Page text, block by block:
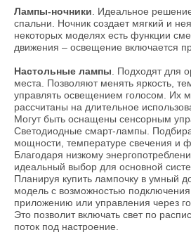
Лампы-ночники. Идеальное
спальни. Ночник создает мягкий и
некоторых моделях есть функции
движения – освещение включается
Настольные лампы. Подходят для
места. Позволяют менять яркость,
управлять освещением голосом. Их
рассчитаны на длительное
Могут быть оснащены сенсорным
Светодиодные смарт-лампы.
мощности, температуре свечения и
Благодаря низкому
идеальный выбор для основной
Планируя купить лампочку в умный
модель с возможностью
приложению или управления через
Это позволит включать свет по
поток под настроение.